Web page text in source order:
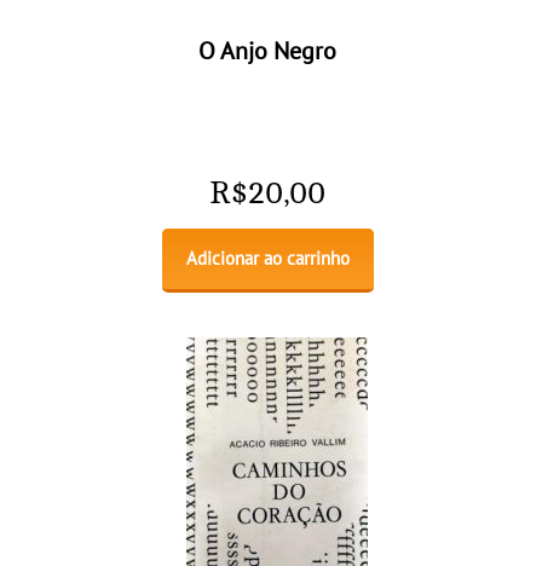
O Anjo Negro
R$20,00
Adicionar ao carrinho